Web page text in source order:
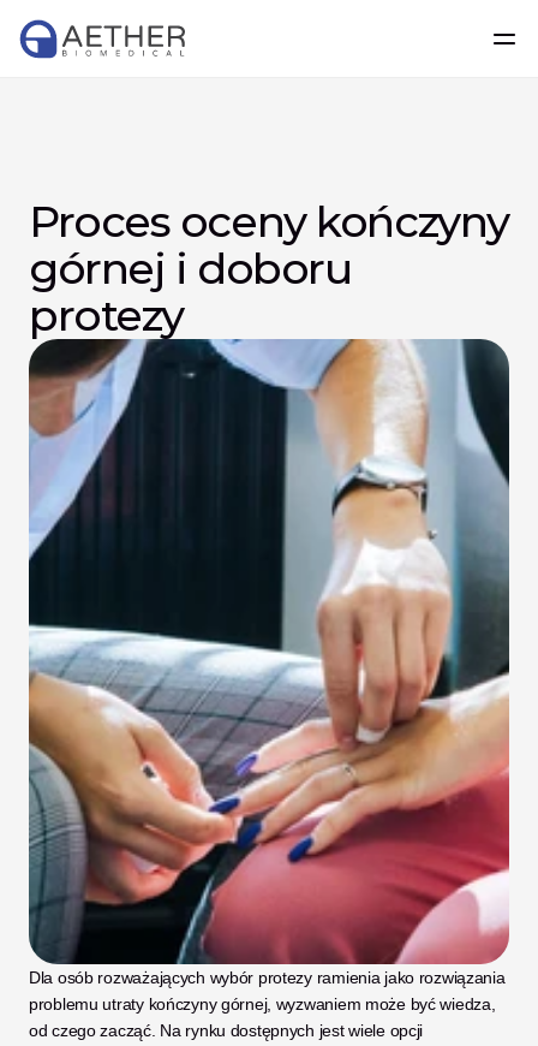
Proces oceny kończyny
górnej i doboru
protezy
Dla osób rozważających wybór protezy ramienia jako rozwiązania
problemu utraty kończyny górnej, wyzwaniem może być wiedza,
od czego zacząć. Na rynku dostępnych jest wiele opcji